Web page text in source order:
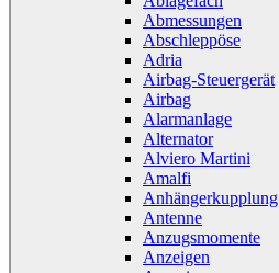
Abmessungen
Abschleppöse
Adria
Airbag-Steuergerät
Airbag
Alarmanlage
Alternator
Alviero Martini
Amalfi
Anhängerkupplung
Antenne
Anzugsmomente
Anzeigen